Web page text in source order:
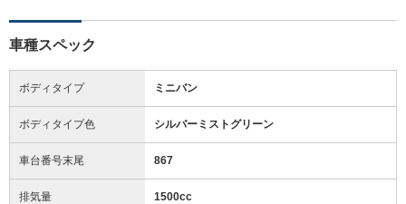
車種スペック
ボディタイプ ミニバン
ボディタイプ色 シルバーミストグリーン
車台番号末尾 867
排気量 1500cc